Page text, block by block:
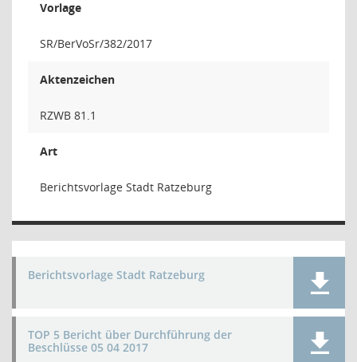
Vorlage
SR/BerVoSr/382/2017
Aktenzeichen
RZWB 81.1
Art
Berichtsvorlage Stadt Ratzeburg
Berichtsvorlage Stadt Ratzeburg
TOP 5 Bericht über Durchführung der
Beschlüsse 05 04 2017